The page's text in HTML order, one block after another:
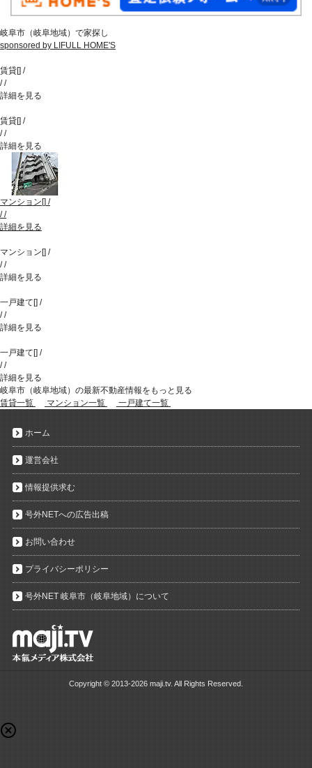
岐阜市（岐阜地域）で家探し
sponsored by LIFULL HOME'S
賃貸[] /
//
詳細を見る
賃貸[] /
//
詳細を見る
マンション [] /
//
詳細を見る
マンション [] /
//
詳細を見る
一戸建て [] /
//
詳細を見る
一戸建て [] /
//
詳細を見る
岐阜市（岐阜地域）の最新不動産情報をもっと見る
賃貸一覧
マンション一覧 一戸建て一覧
ホーム
運営会社
情報提供求む
号外NETへの広告出稿
お問い合わせ
プライバシーポリシー
号外NET 岐阜市（岐阜地域）について
Copyright © 2013-2026 maji.tv. All Rights Reserved.